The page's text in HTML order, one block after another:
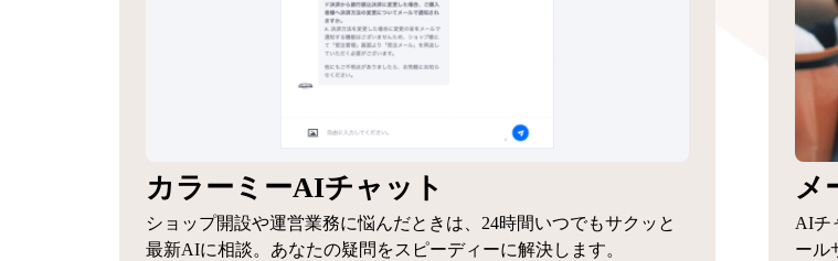
カラーミーAIチャット
ショップ開設や運営業務に悩んだときは、24時間いつでもサクッと
最新AIに相談。あなたの疑問をスピーディーに解決します。
メ
AIチ
ール